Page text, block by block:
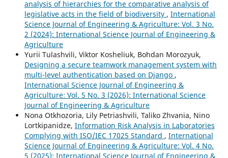
analysis of hierarchies for the comparative analysis of
legislative acts in the field of biodiversity , International
Science Journal of Engineering & Agriculture: Vol. 3 No.
2 (2024): International Science Journal of Engineering &
Agriculture
Yurii Tulashvili, Viktor Kosheliuk, Bohdan Morozyuk,
Designing a secure teamwork management system with
multi-level authentication based on Django ,
International Science Journal of Engineering &
Agriculture: Vol. 5 No. 3 (2026): International Science
Journal of Engineering & Agriculture
Nona Otkhozoria, Lily Petriashvili, Taliko Zhvania, Nino
Lortkipanidze, Information Risk Analysis in Laboratories
Complying with ISO/IEC 17025 Standard , International
Science Journal of Engineering & Agriculture: Vol. 4 No.
5 (2025): International Science Journal of Engineering &